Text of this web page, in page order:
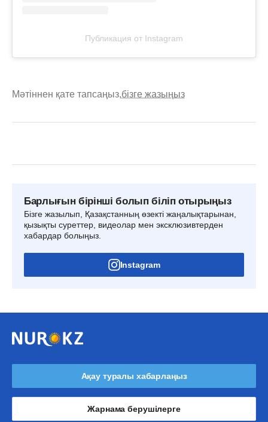
Публикация от Instagram
Мәтіннен қате тапсаңыз,бізге жазыңыз
Барлығын бірінші болып біліп отырыңыз
Бізге жазылып, Қазақстанның өзекті жаңалықтарынан,
қызықты суреттер, видеолар мен эксклюзивтерден
хабардар болыңыз.
Instagram
Ақау туралы хабарлаңыз
Жарнама берушілерге